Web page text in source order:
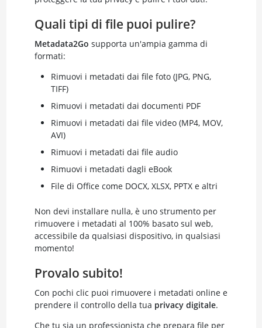
Quali tipi di file puoi pulire?
Metadata2Go supporta un'ampia gamma di
formati:
Rimuovi i metadati dai file foto (JPG, PNG,
TIFF)
Rimuovi i metadati dai documenti PDF
Rimuovi i metadati dai file video (MP4, MOV,
AVI)
Rimuovi i metadati dai file audio
Rimuovi i metadati dagli eBook
File di Office come DOCX, XLSX, PPTX e altri
Non devi installare nulla, è uno strumento per
rimuovere i metadati al 100% basato sul web,
accessibile da qualsiasi dispositivo, in qualsiasi
momento!
Provalo subito!
Con pochi clic puoi rimuovere i metadati online e
prendere il controllo della tua privacy digitale.
Che tu sia un professionista che prepara file per